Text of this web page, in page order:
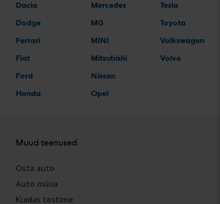
Dacia
Dodge
Ferrari
Fiat
Ford
Honda
Mercedes
MG
MINI
Mitsubishi
Nissan
Opel
Tesla
Toyota
Volkswagen
Volvo
Muud teenused
Osta auto
Auto müüa
Kuidas testime